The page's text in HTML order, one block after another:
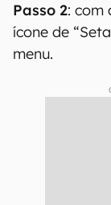
Passo 2: com
ícone de
menu.